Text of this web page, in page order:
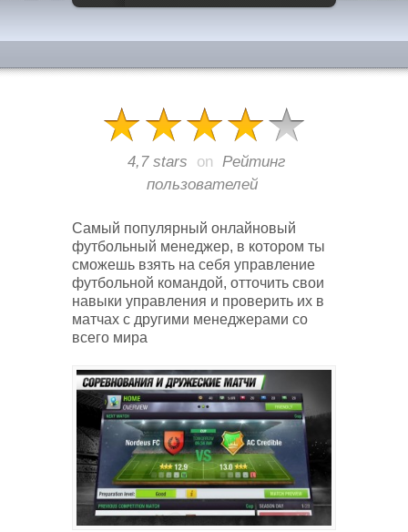
4,7 stars on Рейтинг
пользователей
Самый популярный онлайновый
футбольный менеджер, в котором ты
сможешь взять на себя управление
футбольной командой, отточить свои
навыки управления и проверить их в
матчах с другими менеджерами со
всего мира